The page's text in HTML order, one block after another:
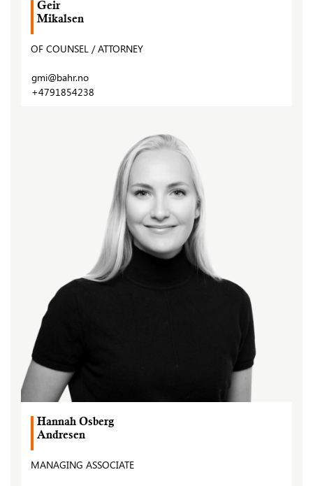
Geir
Mikalsen
OF COUNSEL / ATTORNEY
gmi@bahr.no
+4791854238
Hannah Osberg
Andresen
MANAGING ASSOCIATE